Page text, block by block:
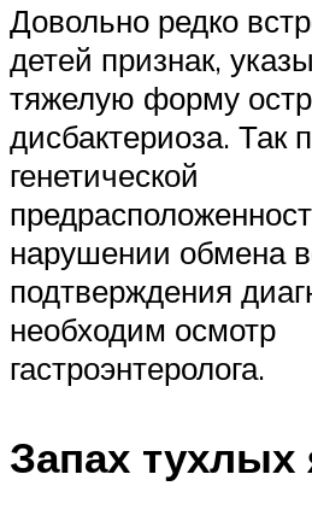
Довольно редко
детей признак,
тяжелую форму
дисбактериоза. Так
генетической
нарушении обмена
подтверждения
необходим осмотр
гастроэнтеролога.
Запах тухлых